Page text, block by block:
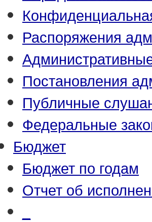
Распоряжения
Постановления
Публичные
Федеральные
Бюджет
Бюджет по годам
Отчет об